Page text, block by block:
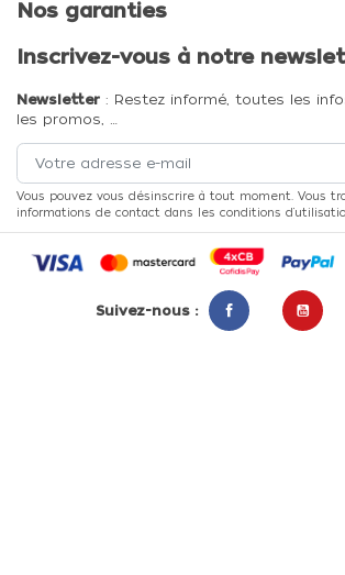
Nos garanties
Inscrivez-vous à notre
Newsletter : Restez informé, toutes les
les promos, …
Vous pouvez vous désinscrire à tout moment. Vous
informations de contact dans les conditions
Suivez-nous :
Facebook